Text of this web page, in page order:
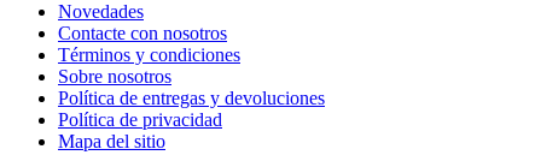
Novedades
Contacte con nosotros
Términos y condiciones
Sobre nosotros
Política de entregas y devoluciones
Política de privacidad
Mapa del sitio